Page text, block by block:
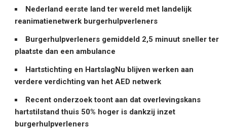
Nederland eerste land ter wereld met landelijk
reanimatienetwerk burgerhulpverleners
Burgerhulpverleners gemiddeld 2,5 minuut sneller ter
plaatste dan een ambulance
Hartstichting en HartslagNu blijven werken aan
verdere verdichting van het AED netwerk
Recent onderzoek toont aan dat overlevingskans
hartstilstand thuis 50% hoger is dankzij inzet
burgerhulpverleners